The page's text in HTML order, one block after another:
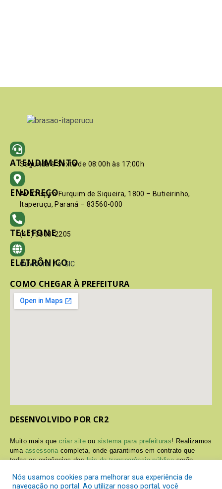
ATENDIMENTO
Segunda à Sexta de 08:00h às 17:00h
ENDEREÇO
Av. Crispim Furquim de Siqueira, 1800 – Butieirinho,
Itaperuçu, Paraná – 83560-000
TELEFONE
(41) 3603-2205
ELETRÔNICO
Ouvidoria / e-SIC
COMO CHEGAR À PREFEITURA
DESENVOLVIDO POR CR2
Muito mais quecriar site ou sistema para prefeituras! Realizamos
uma assessoria completa, onde garantimos em contrato que
todas as exigências dasleis de transparência públicaserão
Nós usamos cookies para melhorar sua experiência de
navegação no portal. Ao utilizar nosso portal, você